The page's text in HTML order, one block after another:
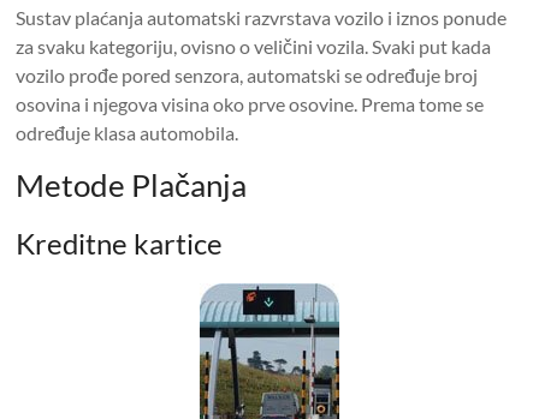
Sustav plaćanja automatski razvrstava vozilo i iznos ponude
za svaku kategoriju, ovisno o veličini vozila. Svaki put kada
vozilo prođe pored senzora, automatski se određuje broj
osovina i njegova visina oko prve osovine. Prema tome se
određuje klasa automobila.
Metode Plačanja
Kreditne kartice